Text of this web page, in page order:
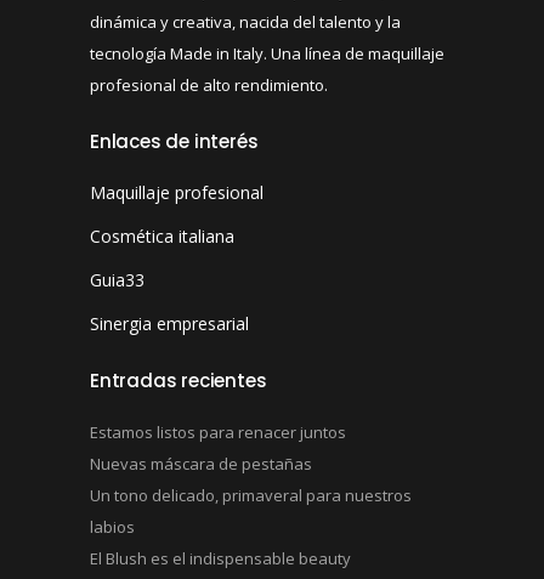
dinámica y creativa, nacida del talento y la
tecnología Made in Italy. Una línea de maquillaje
profesional de alto rendimiento.
Enlaces de interés
Maquillaje profesional
Cosmética italiana
Guia33
Sinergia empresarial
Entradas recientes
Estamos listos para renacer juntos
Nuevas máscara de pestañas
Un tono delicado, primaveral para nuestros
labios
El Blush es el indispensable beauty